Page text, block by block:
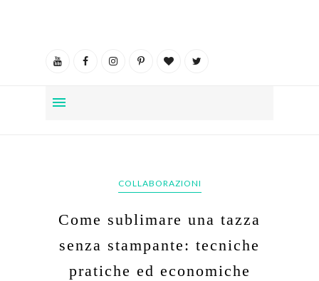
COLLABORAZIONI
Come sublimare una tazza
senza stampante: tecniche
pratiche ed economiche